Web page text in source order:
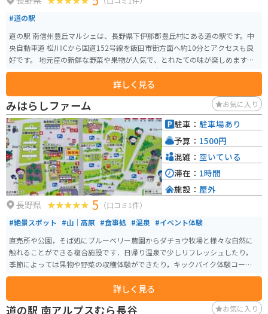
#道の駅
道の駅 南信州豊丘マルシェは、長野県下伊那郡豊丘村にある道の駅です。中
央自動車道 松川ICから国道152号線を飯田市街方面へ約10分とアクセスも良
好です。 地元産の新鮮な野菜や果物が人気で、とれたての味が楽しめます。
特に、豊丘村は市田柿の産地として有名で、秋には干し柿作り体験なども開
催されます。レストランでは、地元の食材を使った料理を味わうことができ
ます。 バイク置き場は、建物のすぐ横に広々としたスペースが用意されてい
るので安心です。道の駅の向かい側には、南アルプスの絶景を望むことがで
きる公園もあり、休憩に最適です。 周辺には、南アルプスの雄大な自然が広
がっており、ハイキングやトレッキングなども楽しめます。また、車で約20
分の距離には、昼神温泉や阿智村などの観光スポットもあります。
詳しく見る
みはらしファーム お気に入り
長野県 5 （口コミ1件）
#絶景スポット #山｜高原 #食事処 #温泉 #イベント体験
直売所や公園，そば処にブルーベリー農園からダチョウ牧場と様々な自然に
触れることができる複合施設です．日帰り温泉で少しリフレッシュしたり，
季節によっては果物や野菜の収穫体験ができたり，キックバイク体験コース
などで子供連れでも田舎体験を満喫できます．
詳しく見る
駐車： 駐車場あり
予算： 1500円
混雑： 空いている
滞在： 1時間
施設： 屋外
道の駅 南アルプスむら長谷 お気に入り